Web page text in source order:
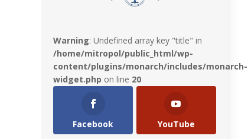
Warning: Undefined array key "title" in
/home/mitropol/public_html/wp-
content/plugins/monarch/includes/monarch-
widget.php on line 20
Facebook YouTube